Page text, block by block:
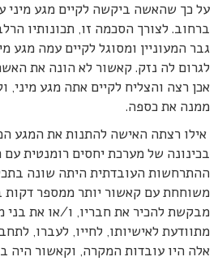
על כך שהאשה ביקשה לקיים מגע מיני
ברחוב. לצורך הסכמה זו, תכונותיו
גבר המעוניין ומסוגל לקיים עמה מגע
לגרום לה נזק. קאשור לא הונה את
אכן רצה והצליח לקיים אתה מגע מיני,
ממנה את כספה.
אילו רצתה האישה להתנות את המגע
בכינונה של מערכת יחסים רומנטית עם
ההתרחשות העובדתית היתה שונה
משוחחת עם קאשור יותר ממספר דקות
מבקשת להכיר את חבריו, ו/או את בני
מתוודעת לאישיותו, לחייו, לעברו,
אלה היו עובדות המקרה, וקאשור היה